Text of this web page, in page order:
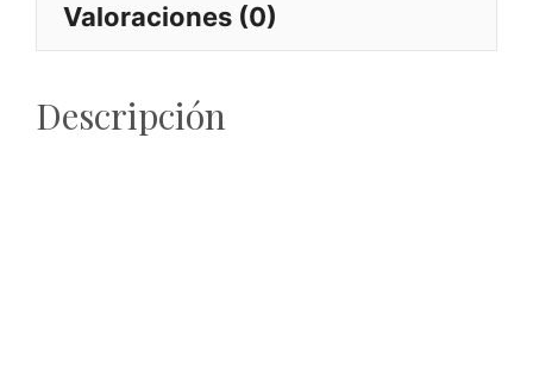
Valoraciones (0)
Descripción